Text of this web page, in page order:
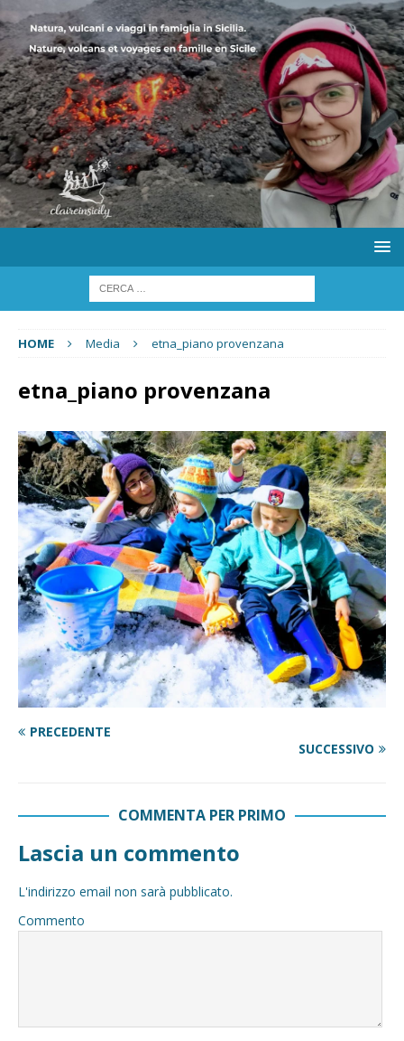
HOME Media etna_piano provenzana
etna_piano provenzana
PRECEDENTE
SUCCESSIVO
COMMENTA PER PRIMO
Lascia un commento
L'indirizzo email non sarà pubblicato.
Commento